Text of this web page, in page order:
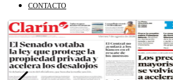
CONTACTO